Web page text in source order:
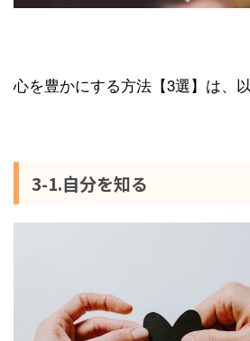
心を豊かにする方法【3選】は、
3-1.自分を知る